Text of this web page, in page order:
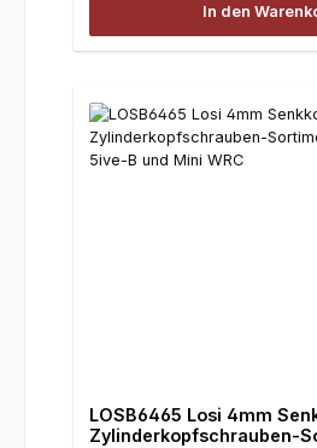
In den
LOSB6465 Losi 4mm
Zylinderkopfschrauben-